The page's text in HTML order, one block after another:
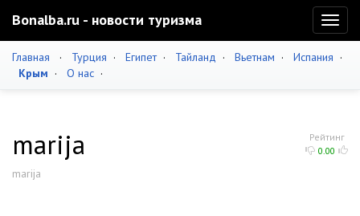
Bonalba.ru - новости туризма
Главная · Турция · Египет· Тайланд · Вьетнам · Испания ·
Крым · О нас ·
Рейтинг
0.00
marija
marija